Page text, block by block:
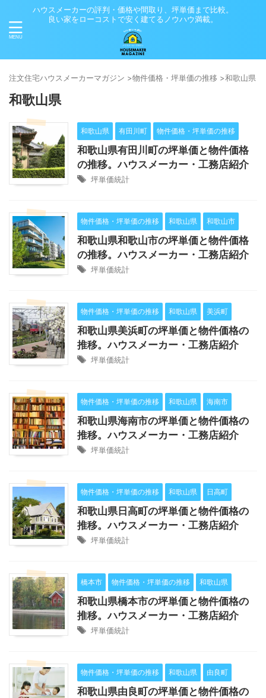
ハウスメーカーの評判・価格や間取り、坪単価まで比較。
良い家をローコストで安く建てるノウハウ満載。
注⽂住宅ハウスメーカーマガジン >物件価格・坪単価の推移 >和歌山県
和歌山県
和歌山県 有田川町 物件価格・坪単価の推移
和歌山県有田川町の坪単価と物件価格
の推移。ハウスメーカー・工務店紹介
坪単価統計
物件価格・坪単価の推移 和歌山県 和歌山市
和歌山県和歌山市の坪単価と物件価格
の推移。ハウスメーカー・工務店紹介
坪単価統計
物件価格・坪単価の推移 和歌山県 美浜町
和歌山県美浜町の坪単価と物件価格の
推移。ハウスメーカー・工務店紹介
坪単価統計
物件価格・坪単価の推移 和歌山県 海南市
和歌山県海南市の坪単価と物件価格の
推移。ハウスメーカー・工務店紹介
坪単価統計
物件価格・坪単価の推移 和歌山県 日高町
和歌山県日高町の坪単価と物件価格の
推移。ハウスメーカー・工務店紹介
坪単価統計
橋本市 物件価格・坪単価の推移 和歌山県
和歌山県橋本市の坪単価と物件価格の
推移。ハウスメーカー・工務店紹介
坪単価統計
物件価格・坪単価の推移 和歌山県 由良町
和歌山県由良町の坪単価と物件価格の